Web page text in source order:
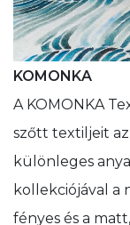
KOMONKA
A KOMONKA
szőtt textiljeit
különleges
kollekciójával a
fényes és a